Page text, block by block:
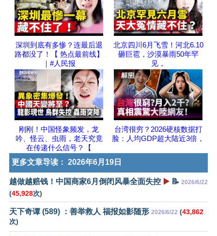
深圳到底有多惨？连最后退
路都没了！【 热点最前线】
｜#人民报
北京四川6月飞雪！河北6.10
砸巨雹，沙漠暴雨50年罕
见，
刚刚！中国怪象频发，龙
吟、怪云、虫雨，老天究竟
在传递什么信号？【
台湾很穷？2026硬核数据打
脸：人均GDP超大陆近3倍，
更多文章导读： 2026年6月19日
越做越赔钱！中国商家6月倒闭风暴全面失控 ▶️ 📝 2026/6/22
(45,928次)
天下奇谭 (589) ：善举救人 福报如影随形 2026/6/22 (43,862
次)